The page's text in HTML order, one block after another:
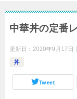
中華丼の定番
更新日： 2020年9月17日
丼
Tweet